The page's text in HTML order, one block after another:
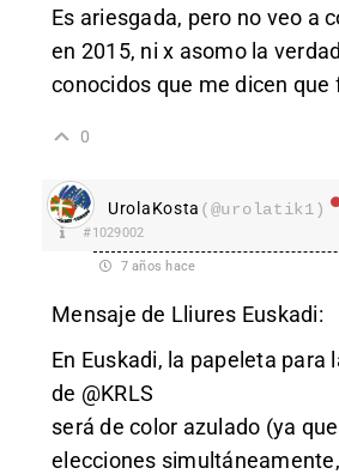
Es ariesgada, pero no veo a
en 2015, ni x asomo la
conocidos que me dicen que
0
UrolaKosta (@urolatik1)
#1029002
7 años hace
Mensaje de Lliures Euskadi:
En Euskadi, la papeleta para
de @KRLS
será de color azulado (ya
elecciones